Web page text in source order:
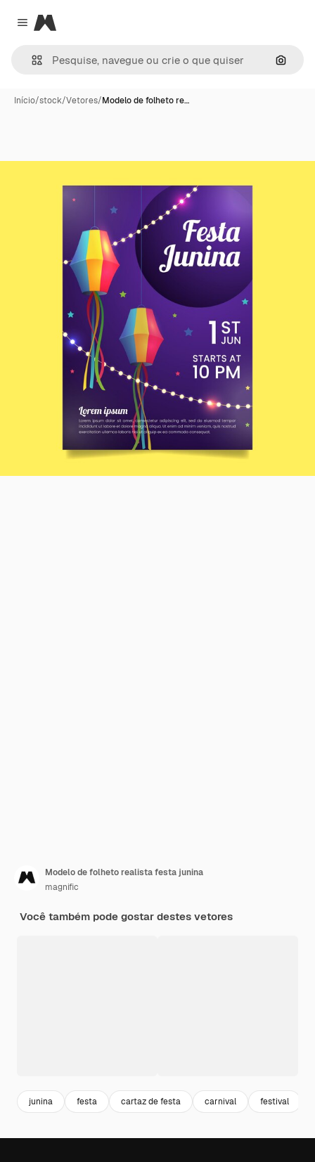
Close menu
Magnific
Início/stock/Vetores/Modelo de folheto re…
Modelo de folheto realista festa junina
magnific
Você também pode gostar destes vetores
junina festa cartaz de festa carnival festival